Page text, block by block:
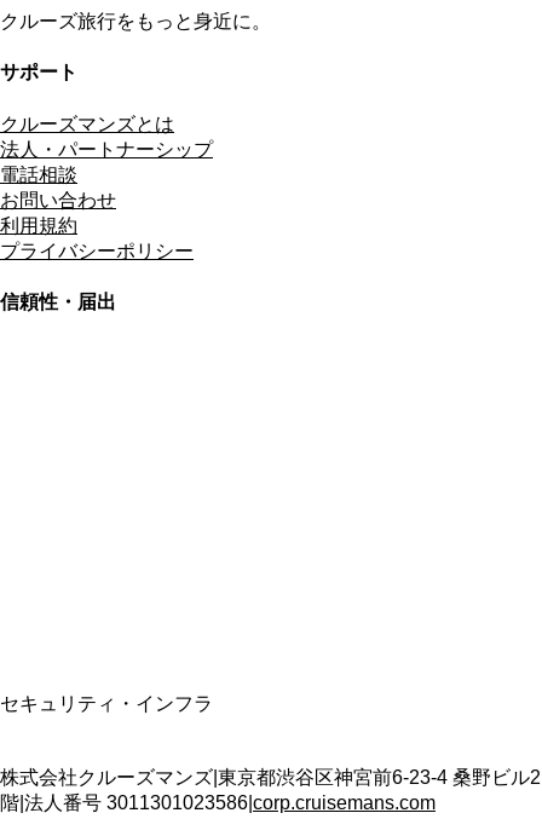
クルーズ旅行をもっと身近に。
サポート
クルーズマンズとは
法人・パートナーシップ
電話相談
お問い合わせ
利用規約
プライバシーポリシー
信頼性・届出
セキュリティ・インフラ
株式会社クルーズマンズ 東京都渋谷区神宮前6-23-4 桑野ビル2
階 法人番号 3011301023586 corp.cruisemans.com